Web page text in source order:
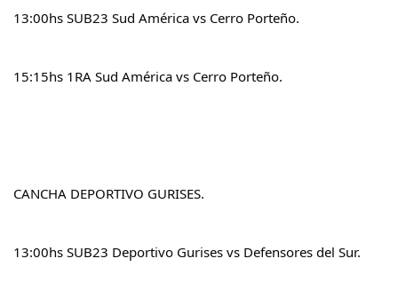
13:00hs SUB23 Sud América vs Cerro Porteño.
15:15hs 1RA Sud América vs Cerro Porteño.
CANCHA DEPORTIVO GURISES.
13:00hs SUB23 Deportivo Gurises vs Defensores del Sur.